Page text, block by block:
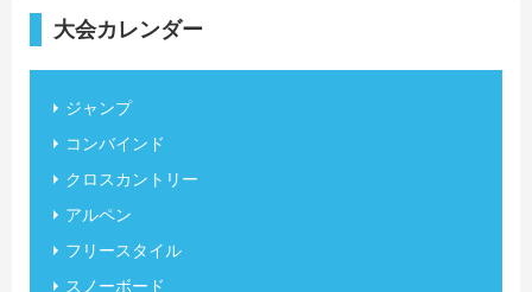
大会カレンダー
ジャンプ
コンバインド
クロスカントリー
アルペン
フリースタイル
スノーボード